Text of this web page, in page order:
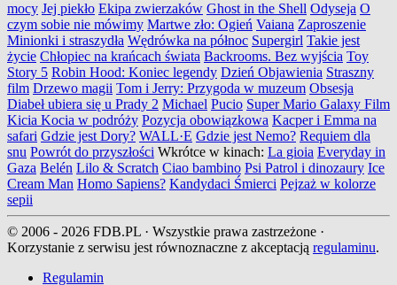
mocy Jej piekło Ekipa zwierzaków Ghost in the Shell Odyseja O
czym sobie nie mówimy Martwe zło: Ogień Vaiana Zaproszenie
Minionki i straszydła Wędrówka na północ Supergirl Takie jest
życie Chłopiec na krańcach świata Backrooms. Bez wyjścia Toy
Story 5 Robin Hood: Koniec legendy Dzień Objawienia Straszny
film Drzewo magii Tom i Jerry: Przygoda w muzeum Obsesja
Diabeł ubiera się u Prady 2 Michael Pucio Super Mario Galaxy Film
Kicia Kocia w podróży Pozycja obowiązkowa Kacper i Emma na
safari Gdzie jest Dory? WALL·E Gdzie jest Nemo? Requiem dla
snu Powrót do przyszłości Wkrótce w kinach: La gioia Everyday in
Gaza Belén Lilo & Scratch Ciao bambino Psi Patrol i dinozaury Ice
Cream Man Homo Sapiens? Kandydaci Śmierci Pejzaż w kolorze
sepii
© 2006 - 2026 FDB.PL · Wszystkie prawa zastrzeżone ·
Korzystanie z serwisu jest równoznaczne z akceptacją regulaminu.
Regulamin